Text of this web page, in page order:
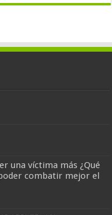
una víctima más ¿Qué
combatir mejor el